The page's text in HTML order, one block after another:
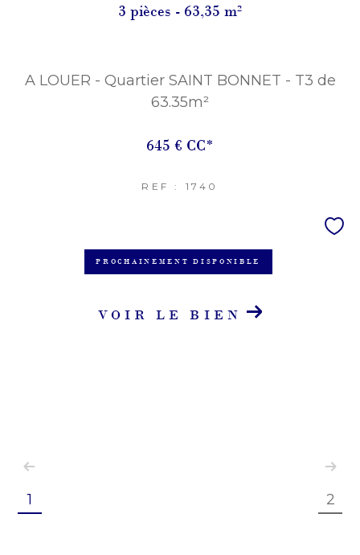
3 pièces - 63,35 m²
A LOUER - Quartier SAINT BONNET - T3 de
63.35m²
645 € CC*
REF : 1740
PROCHAINEMENT DISPONIBLE
VOIR LE BIEN
1 2